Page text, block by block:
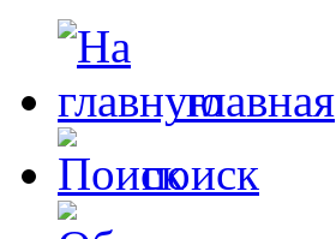
главная
поиск